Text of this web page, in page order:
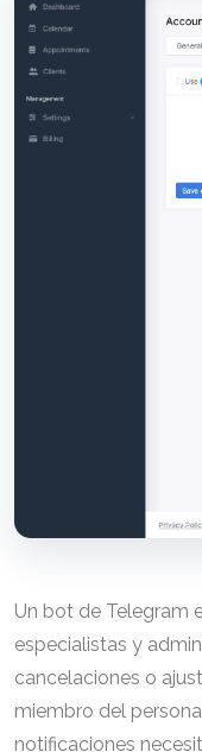
Un bot de Telegram
especialistas y
cancelaciones o
miembro del
notificaciones